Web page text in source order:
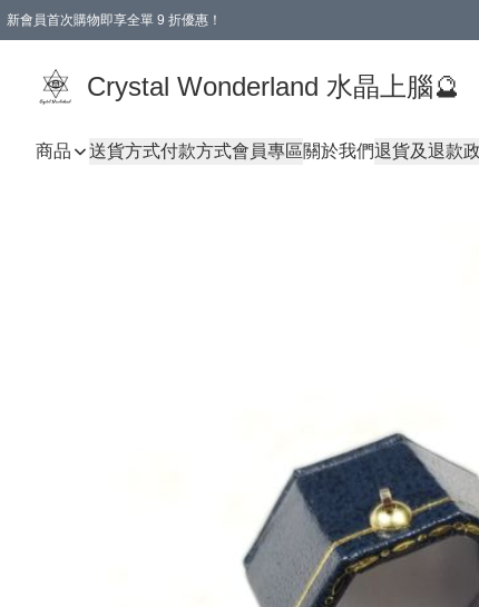
新會員首次購物即享全單 9 折優惠！
Crystal Wonderland 水晶上腦🔮
商品 送貨方式付款方式會員專區關於我們退貨及退款